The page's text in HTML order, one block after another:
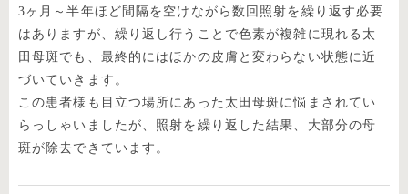
3ヶ月～半年ほど間隔を空けながら数回照射を繰り返す必要
はありますが、繰り返し行うことで色素が複雑に現れる太
田母斑でも、最終的にはほかの皮膚と変わらない状態に近
づいていきます。
この患者様も目立つ場所にあった太田母斑に悩まされてい
らっしゃいましたが、照射を繰り返した結果、大部分の母
斑が除去できています。